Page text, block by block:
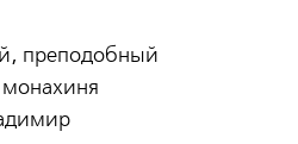
преподобный